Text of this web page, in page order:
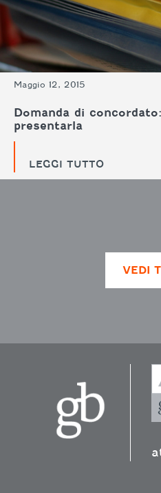
Maggio 12, 2015
Domanda di
presentarla
LEGGI TUTTO
VEDI